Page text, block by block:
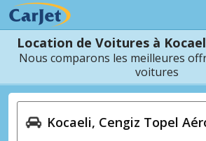
Location de Voitures à
Nous comparons les meilleures
voitures